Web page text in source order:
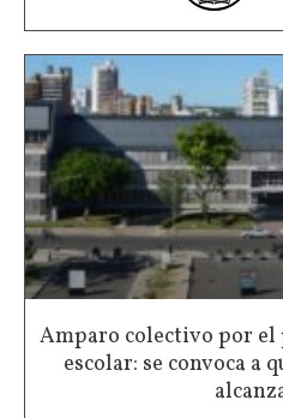
Amparo colectivo por
escolar: se convoca a